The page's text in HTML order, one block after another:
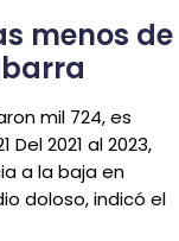
menos de
mil 724, es
2021 al 2023,
a la baja en
doloso, indicó el